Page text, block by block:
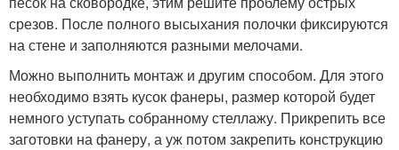
срезов. После полного высыхания полочки фиксируются
на стене и заполняются разными мелочами.
Можно выполнить монтаж и другим способом. Для этого
необходимо взять кусок фанеры, размер которой будет
немного уступать собранному стеллажу. Прикрепить все
заготовки на фанеру, а уж потом закрепить конструкцию